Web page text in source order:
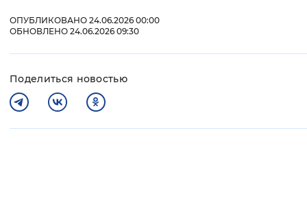
ОПУБЛИКОВАНО 24.06.2026 00:00
ОБНОВЛЕНО 24.06.2026 09:30
Поделиться новостью